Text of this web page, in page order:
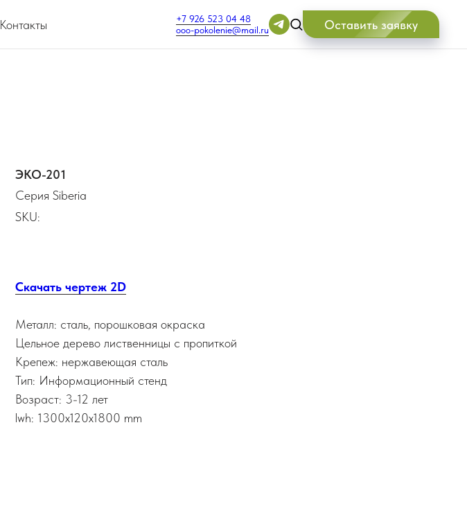
Контакты
+7 926 523 04 48
ooo-pokolenie@mail.ru
Оставить заявку
ЭКО-201
Серия Siberia
SKU:
Скачать чертеж 2D
Металл: сталь, порошковая окраска
Цельное дерево лиственницы с пропиткой
Крепеж: нержавеющая сталь
Тип: Информационный стенд
Возраст: 3-12 лет
lwh: 1300x120x1800 mm